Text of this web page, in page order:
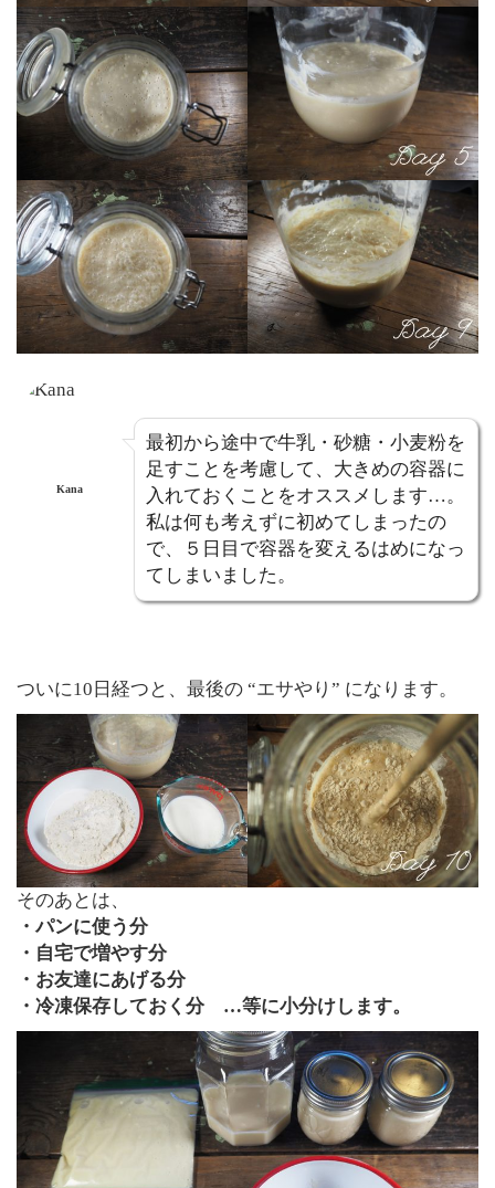
Kana
最初から途中で牛乳・砂糖・小麦粉を
足すことを考慮して、大きめの容器に
入れておくことをオススメします…。
私は何も考えずに初めてしまったの
で、５日目で容器を変えるはめになっ
てしまいました。
ついに10日経つと、最後の “エサやり” になります。
そのあとは、
・パンに使う分
・自宅で増やす分
・お友達にあげる分
・冷凍保存しておく分 …等に小分けします。